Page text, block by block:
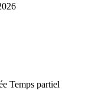
Temps partiel